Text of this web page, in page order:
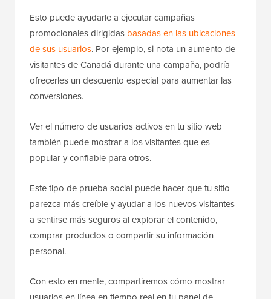
Esto puede ayudarle a ejecutar campañas
promocionales dirigidas basadas en las ubicaciones
de sus usuarios. Por ejemplo, si nota un aumento de
visitantes de Canadá durante una campaña, podría
ofrecerles un descuento especial para aumentar las
conversiones.
Ver el número de usuarios activos en tu sitio web
también puede mostrar a los visitantes que es
popular y confiable para otros.
Este tipo de prueba social puede hacer que tu sitio
parezca más creíble y ayudar a los nuevos visitantes
a sentirse más seguros al explorar el contenido,
comprar productos o compartir su información
personal.
Con esto en mente, compartiremos cómo mostrar